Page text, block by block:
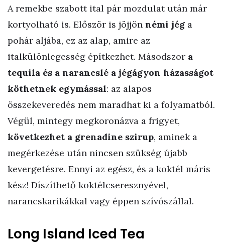
A remekbe szabott ital pár mozdulat után már
kortyolható is. Először is jöjjön némi jég a
pohár aljába, ez az alap, amire az
italkülönlegesség építkezhet. Másodszor a
tequila és a narancslé a jégágyon házasságot
köthetnek egymással: az alapos
összekeveredés nem maradhat ki a folyamatból.
Végül, mintegy megkoronázva a frigyet,
következhet a grenadine szirup, aminek a
megérkezése után nincsen szükség újabb
kevergetésre. Ennyi az egész, és a koktél máris
kész! Díszíthető koktélcseresznyével,
narancskarikákkal vagy éppen szívószállal.
Long Island Iced Tea